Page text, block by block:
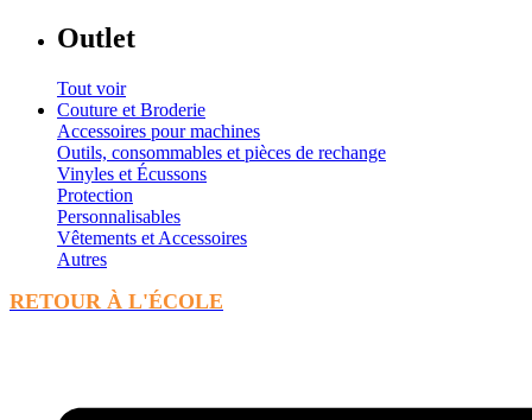
Outlet
Tout voir
Couture et Broderie
Accessoires pour machines
Outils, consommables et pièces de rechange
Vinyles et Écussons
Protection
Personnalisables
Vêtements et Accessoires
Autres
RETOUR À L'ÉCOLE